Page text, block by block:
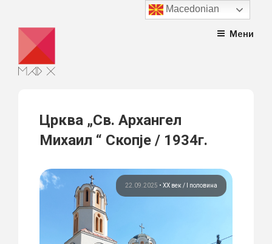
content
Мени
Црква „Св. Архангел
Михаил “ Скопје / 1934г.
22.09.2025 • ХХ век / I половина
Macedonian